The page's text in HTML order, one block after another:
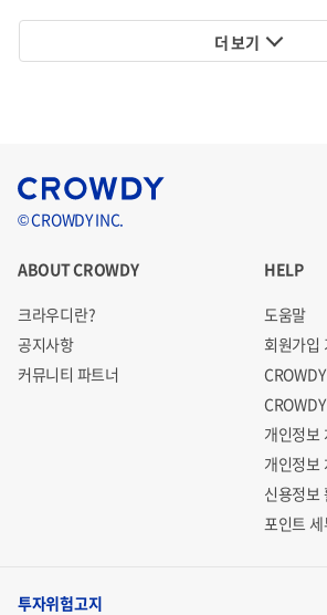
한 분야에서 광범위하게 사용하게 사용
[산업위험]
나노게이트가 사업을 영위하는 센싱
(대중)의 니즈가 반영되며 발전하는
수한 자기센서를 개발 및 양산에 성
과 센서의 접목을 필요로하는 제품의
않는 경우 사업 확장의 어려움을 겪을
[회사위험]
더 보기
© CROWDY INC.
ABOUT CROWDY
크라우디란?
공지사항
커뮤니티 파트너
HELP
도움말
회원가입
개인정보
개인정보
신용정보
포인트
투자위험고지